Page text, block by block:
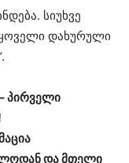
სიუხვე
დახურული
პირველი
და მთელი